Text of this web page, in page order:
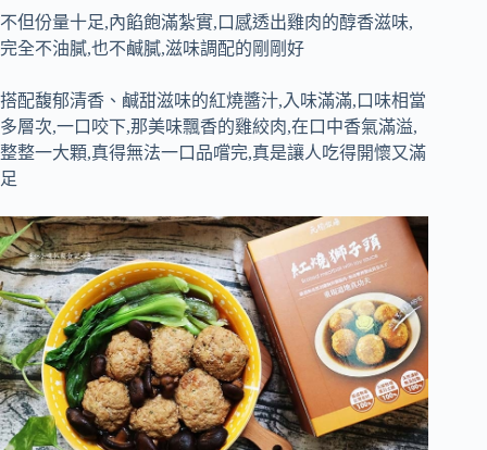
不但份量十足,內餡飽滿紮實,口感透出雞肉的醇香滋味,
完全不油膩,也不鹹膩,滋味調配的剛剛好
搭配馥郁清香、鹹甜滋味的紅燒醬汁,入味滿滿,口味相當
多層次,一口咬下,那美味飄香的雞絞肉,在口中香氣滿溢,
整整一大顆,真得無法一口品嚐完,真是讓人吃得開懷又滿
足